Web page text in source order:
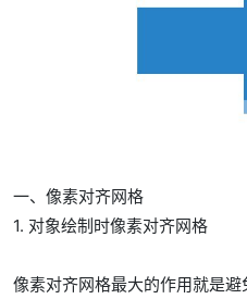
一、像素对齐网格
1. 对象绘制时像素对齐网格
像素对齐网格最大的作用就是